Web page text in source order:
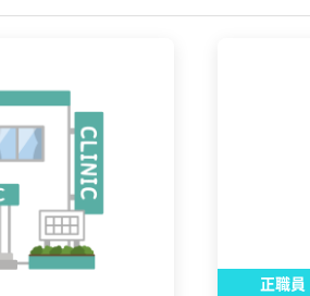
正職員